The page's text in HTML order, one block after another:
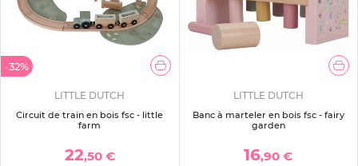
-32%
LITTLE DUTCH
Circuit de train en bois fsc - little
farm
22,50 €
LITTLE DUTCH
Banc à marteler en bois fsc - fairy
garden
16,90 €